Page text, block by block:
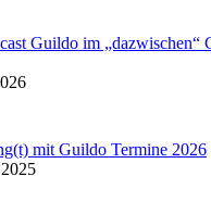
Guildo im „dazwischen“
mit Guildo Termine 2026